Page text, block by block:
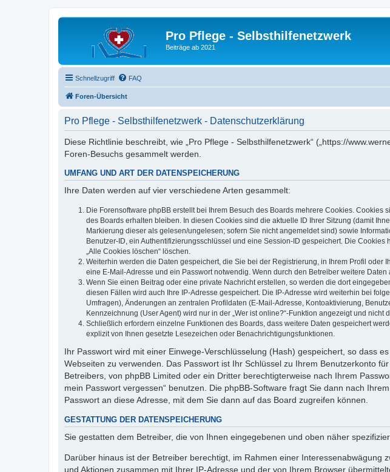
Pro Pflege - Selbsthilfenetzwerk
Beiträge ab 2021
Schnellzugriff FAQ
Foren-Übersicht
Pro Pflege - Selbsthilfenetzwerk - Datenschutzerklärung
Diese Richtlinie beschreibt, wie „Pro Pflege - Selbsthilfenetzwerk“ („https://
Foren-Besuchs gesammelt werden.
UMFANG UND ART DER DATENSPEICHERUNG
Ihre Daten werden auf vier verschiedene Arten gesammelt:
Die Forensoftware phpBB erstellt bei Ihrem Besuch des Boards mehrere Cookies.
des Boards erhalten bleiben. In diesen Cookies sind die aktuelle ID Ihrer Sitzung (damit
Markierung dieser als gelesen/ungelesen; sofern Sie nicht angemeldet sind) sowie
Benutzer-ID, ein Authentifizierungsschlüssel und eine Session-ID gespeichert. Die
„Alle Cookies löschen“ löschen.
Weiterhin werden die Daten gespeichert, die Sie bei der Registrierung, in Ihrem Profil
eine E-Mail-Adresse und ein Passwort notwendig. Wenn durch den Betreiber weitere
Wenn Sie einen Beitrag oder eine private Nachricht erstellen, so werden die dort
diesen Fällen wird auch Ihre IP-Adresse gespeichert. Die IP-Adresse wird weiterhin bei
Umfragen), Änderungen an zentralen Profildaten (E-Mail-Adresse, Kontoaktivierung,
Kennzeichnung (User Agent) wird nur in der „Wer ist online?“-Funktion angezeigt und nicht
Schließlich erfordern einzelne Funktionen des Boards, dass weitere Daten gespeichert
explizit von Ihnen gesetzte Lesezeichen oder Benachrichtigungsfunktionen.
Ihr Passwort wird mit einer Einwege-Verschlüsselung (Hash) gespeichert, so dass
Webseiten zu verwenden. Das Passwort ist Ihr Schlüssel zu Ihrem Benutzerkonto
Betreibers, von phpBB Limited oder ein Dritter berechtigterweise nach Ihrem
mein Passwort vergessen“ benutzen. Die phpBB-Software fragt Sie dann nach
Passwort an diese Adresse, mit dem Sie dann auf das Board zugreifen können.
GESTATTUNG DER DATENSPEICHERUNG
Sie gestatten dem Betreiber, die von Ihnen eingegebenen und oben näher
Darüber hinaus ist der Betreiber berechtigt, im Rahmen einer
und Aktionen zusammen mit Ihrer IP-Adresse und der von Ihrem Browser